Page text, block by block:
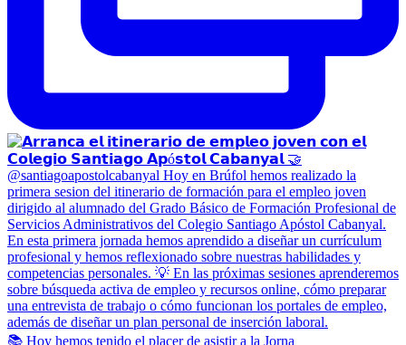
📚 Hoy hemos tenido el placer de asistir a la Jorna